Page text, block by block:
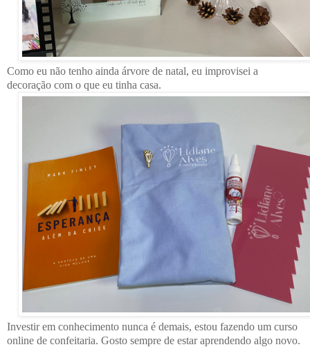
Como eu não tenho ainda árvore de natal, eu improvisei a
decoração com o que eu tinha casa.
Investir em conhecimento nunca é demais, estou fazendo um curso
online de confeitaria. Gosto sempre de estar aprendendo algo novo.